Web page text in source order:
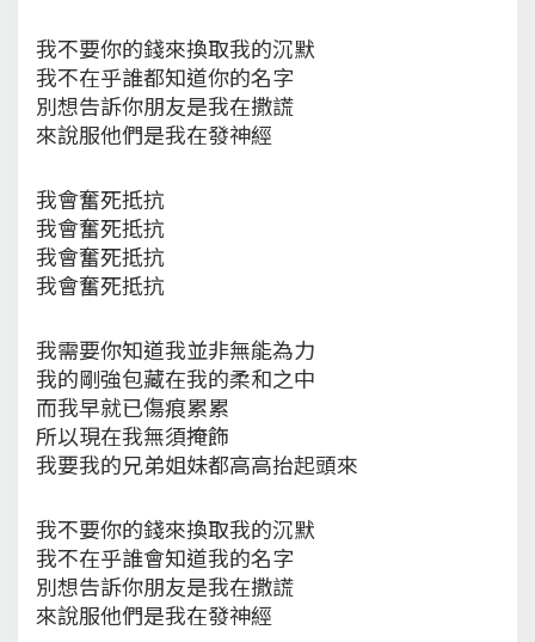
我不要你的錢來換取我的沉默
我不在乎誰都知道你的名字
別想告訴你朋友是我在撒謊
來說服他們是我在發神經
我會奮死抵抗
我會奮死抵抗
我會奮死抵抗
我會奮死抵抗
我需要你知道我並非無能為力
我的剛強包藏在我的柔和之中
而我早就已傷痕累累
所以現在我無須掩飾
我要我的兄弟姐妹都高高抬起頭來
我不要你的錢來換取我的沉默
我不在乎誰會知道我的名字
別想告訴你朋友是我在撒謊
來說服他們是我在發神經